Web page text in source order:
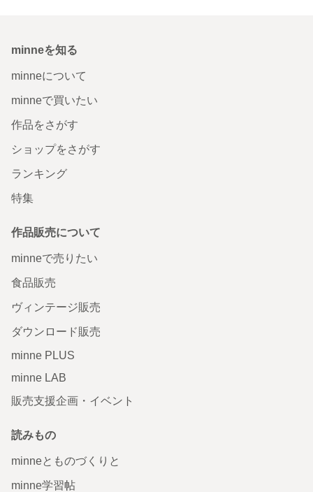
minneを知る
minneについて
minneで買いたい
作品をさがす
ショップをさがす
ランキング
特集
作品販売について
minneで売りたい
食品販売
ヴィンテージ販売
ダウンロード販売
minne PLUS
minne LAB
販売支援企画・イベント
読みもの
minneとものづくりと
minne学習帖